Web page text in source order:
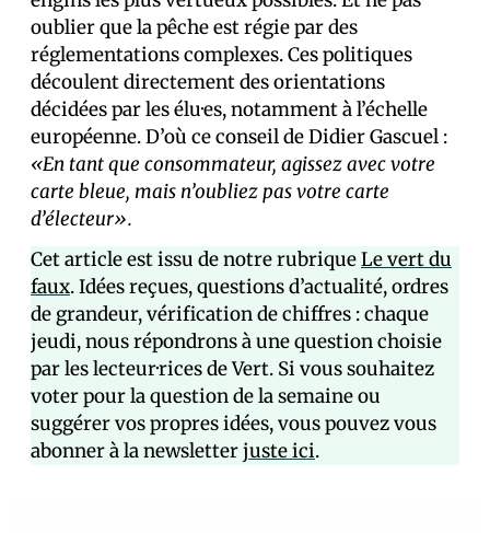
oublier que la pêche est régie par des
réglementations complexes. Ces politiques
découlent directement des orientations
décidées par les élu·es, notamment à l’échelle
européenne. D’où ce conseil de Didier Gascuel :
«En tant que consommateur, agissez avec votre
carte bleue, mais n’oubliez pas votre carte
d’électeur».
Cet article est issu de notre rubriqueLe vert du
faux. Idées reçues, questions d’actualité, ordres
de grandeur, vérification de chiffres : chaque
jeudi, nous répondrons à une question choisie
par les lecteur·rices de Vert. Si vous souhaitez
voter pour la question de la semaine ou
suggérer vos propres idées, vous pouvez vous
abonner à la newsletterjuste ici.